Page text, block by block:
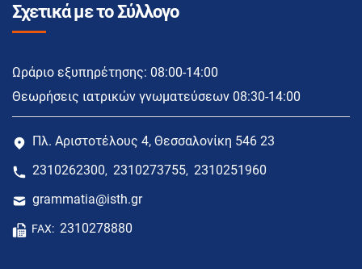
Σχετικά με το Σύλλογο
Ωράριο εξυπηρέτησης: 08:00-14:00
Θεωρήσεις ιατρικών γνωματεύσεων 08:30-14:00
Πλ. Αριστοτέλους 4, Θεσσαλονίκη 546 23
2310262300, 2310273755, 2310251960
grammatia@isth.gr
FAX: 2310278880